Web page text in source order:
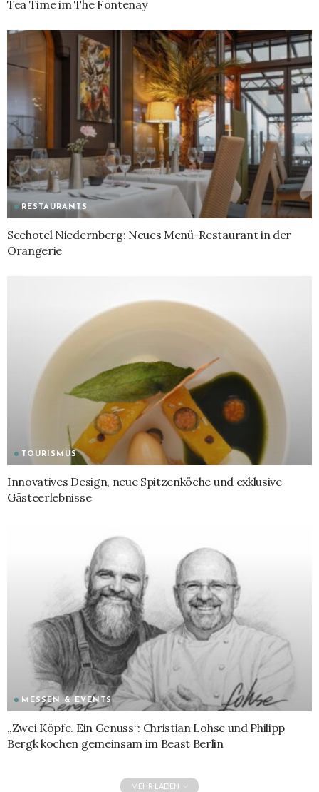
Tea Time im The Fontenay
RESTAURANTS
Seehotel Niedernberg: Neues Menü-Restaurant in der
Orangerie
TOURISMUS
Innovatives Design, neue Spitzenköche und exklusive
Gästeerlebnisse
MESSEN & EVENTS
„Zwei Köpfe. Ein Genuss“: Christian Lohse und Philipp
Bergk kochen gemeinsam im Beast Berlin
MEHR LADEN